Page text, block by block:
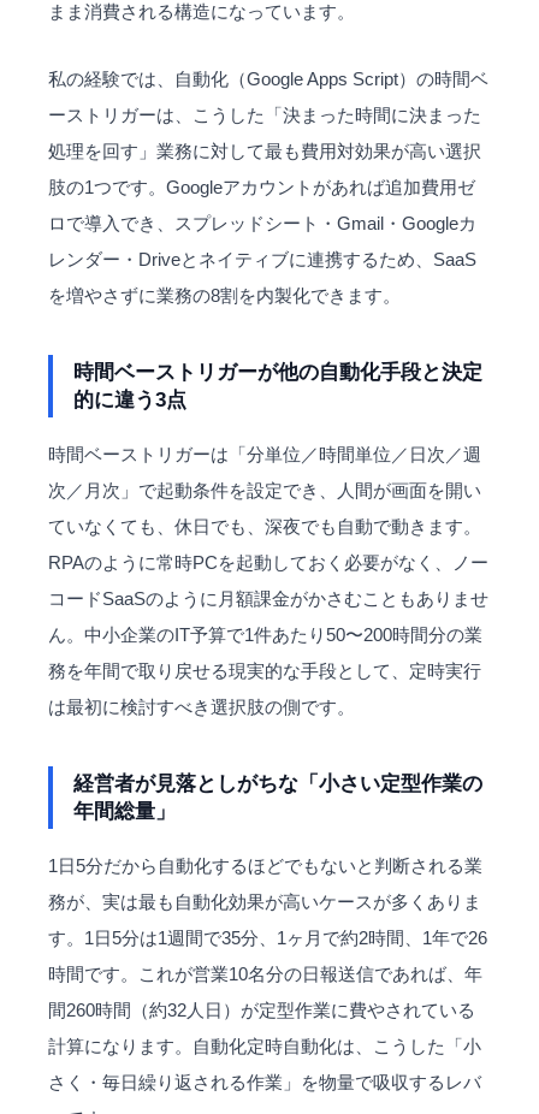
まま消費される構造になっています。
私の経験では、自動化（Google Apps Script）の時間ベ
ーストリガーは、こうした「決まった時間に決まった
処理を回す」業務に対して最も費用対効果が高い選択
肢の1つです。Googleアカウントがあれば追加費用ゼ
ロで導入でき、スプレッドシート・Gmail・Googleカ
レンダー・Driveとネイティブに連携するため、SaaS
を増やさずに業務の8割を内製化できます。
時間ベーストリガーが他の自動化手段と決定
的に違う3点
時間ベーストリガーは「分単位／時間単位／日次／週
次／月次」で起動条件を設定でき、人間が画面を開い
ていなくても、休日でも、深夜でも自動で動きます。
RPAのように常時PCを起動しておく必要がなく、ノー
コードSaaSのように月額課金がかさむこともありませ
ん。中小企業のIT予算で1件あたり50〜200時間分の業
務を年間で取り戻せる現実的な手段として、定時実行
は最初に検討すべき選択肢の側です。
経営者が見落としがちな「小さい定型作業の
年間総量」
1日5分だから自動化するほどでもないと判断される業
務が、実は最も自動化効果が高いケースが多くありま
す。1日5分は1週間で35分、1ヶ月で約2時間、1年で26
時間です。これが営業10名分の日報送信であれば、年
間260時間（約32人日）が定型作業に費やされている
計算になります。自動化定時自動化は、こうした「小
さく・毎日繰り返される作業」を物量で吸収するレバ